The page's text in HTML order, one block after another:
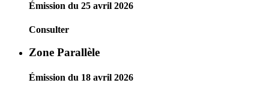
Émission du 25 avril 2026
Consulter
Zone Parallèle
Émission du 18 avril 2026